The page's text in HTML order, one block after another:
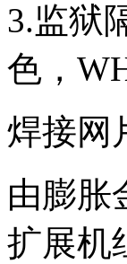
3.监狱
色，
焊接网
由膨胀
扩展机